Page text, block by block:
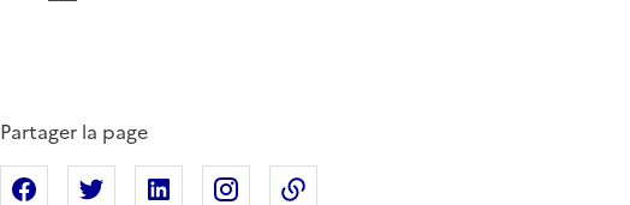
Partager la page
Partager sur Facebook
Partager sur XPartager sur Linkedin
Partager sur Instagram